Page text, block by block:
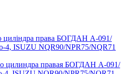
цилиндра правая БОГДАН А-091/